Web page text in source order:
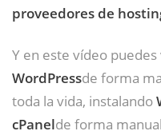
proveedores de
Y en este vídeo
WordPressde forma
toda la vida, instalando
cPanelde forma